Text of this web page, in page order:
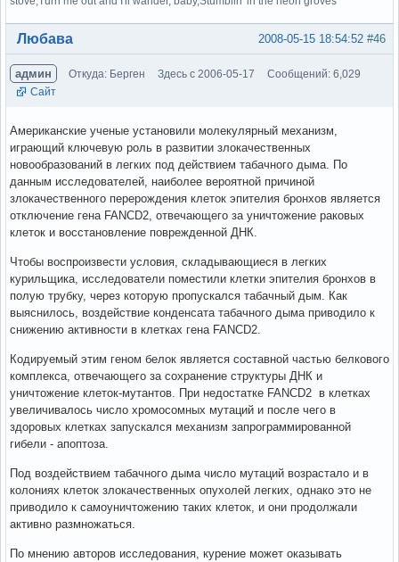
Вне форума #46
2008-05-15 18:54:52
Любава
админ Откуда: Берген Здесь с 2006-05-17
Сообщений: 6,029
Сайт
Американские ученые установили молекулярный механизм,
играющий ключевую роль в развитии злокачественных
новообразований в легких под действием табачного дыма. По
данным исследователей, наиболее вероятной причиной
злокачественного перерождения клеток эпителия бронхов является
отключение гена FANCD2, отвечающего за уничтожение раковых
клеток и восстановление поврежденной ДНК.
Чтобы воспроизвести условия, складывающиеся в легких
курильщика, исследователи поместили клетки эпителия бронхов в
полую трубку, через которую пропускался табачный дым. Как
выяснилось, воздействие конденсата табачного дыма приводило к
снижению активности в клетках гена FANCD2.
Кодируемый этим геном белок является составной частью белкового
комплекса, отвечающего за сохранение структуры ДНК и
уничтожение клеток-мутантов. При недостатке FANCD2 в клетках
увеличивалось число хромосомных мутаций и после чего в
здоровых клетках запускался механизм запрограммированной
гибели - апоптоза.
Под воздействием табачного дыма число мутаций возрастало и в
колониях клеток злокачественных опухолей легких, однако это не
приводило к самоуничтожению таких клеток, и они продолжали
активно размножаться.
По мнению авторов исследования, курение может оказывать